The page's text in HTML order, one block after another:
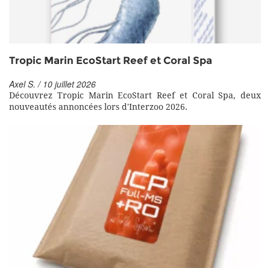
Tropic Marin EcoStart Reef et Coral Spa
Axel S. / 10 juillet 2026
Découvrez Tropic Marin EcoStart Reef et Coral Spa, deux
nouveautés annoncées lors d'Interzoo 2026.